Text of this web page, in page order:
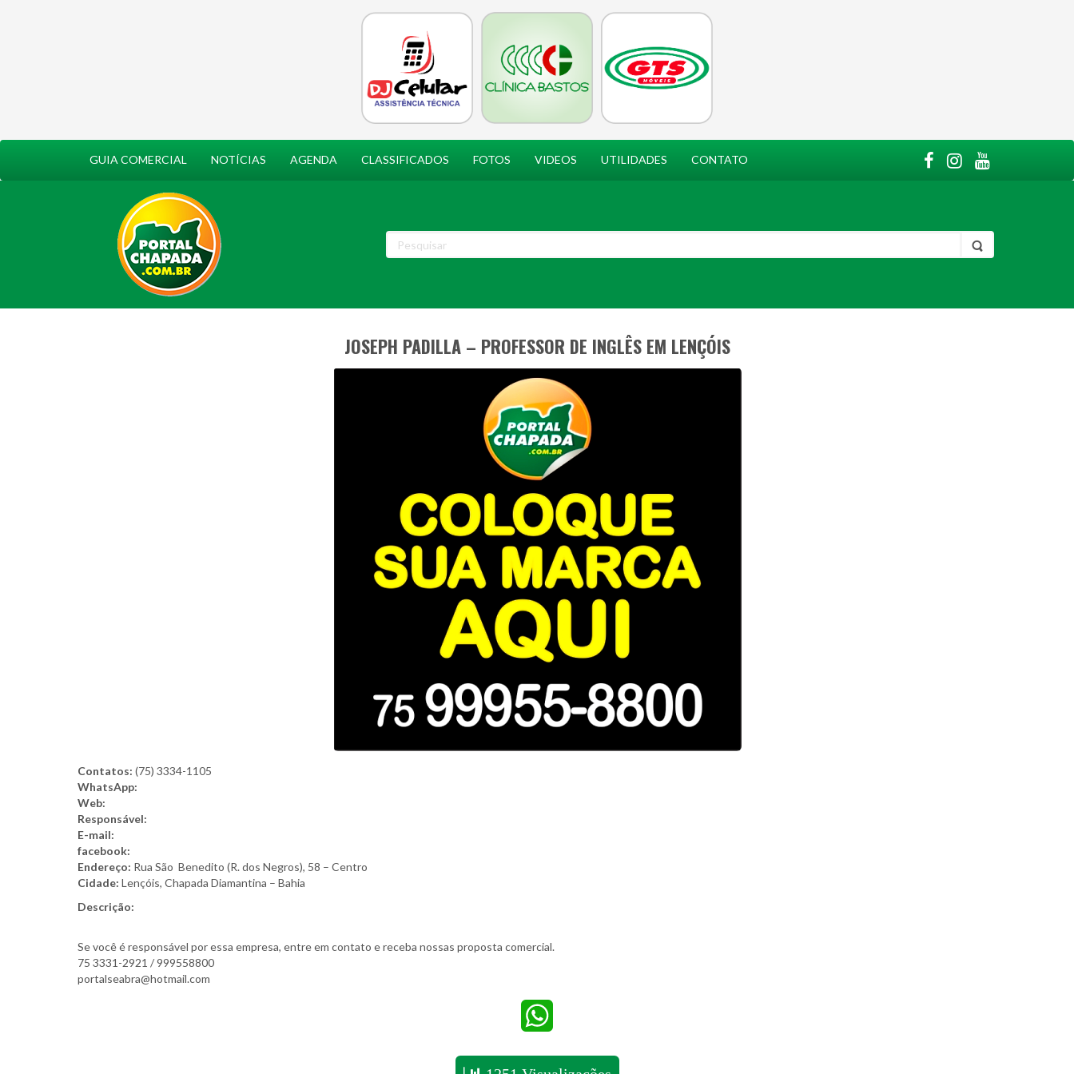
GUIA COMERCIAL NOTÍCIAS AGENDA CLASSIFICADOS FOTOS VIDEOS UTILIDADES CONTATO
JOSEPH PADILLA – PROFESSOR DE INGLÊS EM LENÇÓIS
Contatos: (75) 3334-1105
WhatsApp:
Web:
Responsável:
E-mail:
facebook:
Endereço: Rua São Benedito (R. dos Negros), 58 – Centro
Cidade: Lençóis, Chapada Diamantina – Bahia
Descrição:
Se você é responsável por essa empresa, entre em contato e receba nossas proposta comercial.
75 3331-2921 / 999558800
portalseabra@hotmail.com